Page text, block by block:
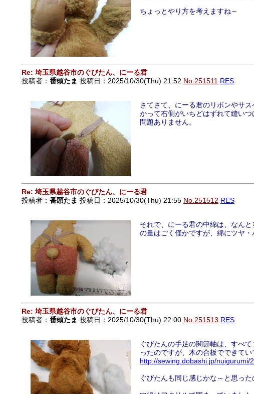
ちょっとやり方を考えますね～
Re: 埼玉県越谷市のぐびたん、にーる君
投稿者： 番頭たま 投稿日：2025/10/30(Thu) 21:52 No.251511 RES
さてさて、にーる君のリボンやサ
かって右側がいちどはずれて縫い
問題ありません。
Re: 埼玉県越谷市のぐびたん、にーる君
投稿者： 番頭たま 投稿日：2025/10/30(Thu) 21:55 No.251512 RES
それで、にーる君の中綿は、なん
の量はごく僅かですが、綿にツヤ
Re: 埼玉県越谷市のぐびたん、にーる君
投稿者： 番頭たま 投稿日：2025/10/30(Thu) 22:00 No.251513 RES
ぐびたんの手足の関節軸は、すべ
ったのですが、木の合板でできてい
http://sewing.dobashi.jp/nuigurumi/
ぐびたんも同じ感じかな～と思っ